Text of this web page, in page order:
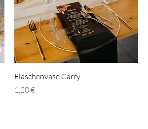
Schnellansicht
Flaschenvase Carry
Preis
1,20 €